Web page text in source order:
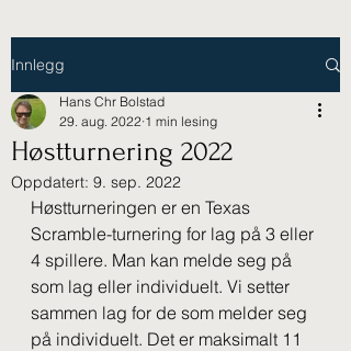
Innlegg
Høstturnering 2022
Hans Chr Bolstad
29. aug. 2022 1 min lesing
Oppdatert: 9. sep. 2022
Høstturneringen er en Texas
Scramble-turnering for lag på 3 eller
4 spillere. Man kan melde seg på
som lag eller individuelt. Vi setter
sammen lag for de som melder seg
på individuelt. Det er maksimalt 11